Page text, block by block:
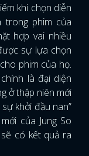
khi chọn diễn
phim của
hợp vai nhiều
sự lựa chọn
phim của họ.
chính là đại diện
ở thập niên mới
khởi đầu nan”
của Jung So
có kết quả ra